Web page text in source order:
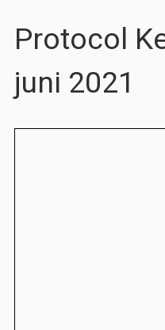
Protocol
juni 2021